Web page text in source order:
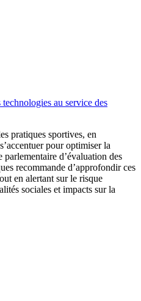
technologies au service des
pratiques sportives, en
pour optimiser la
d’évaluation des
recommande d’approfondir ces
en alertant sur le risque
sociales et impacts sur la